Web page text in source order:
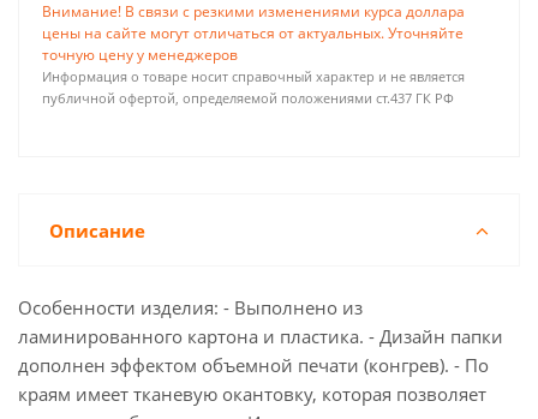
Внимание! В связи с резкими изменениями курса доллара
цены на сайте могут отличаться от актуальных. Уточняйте
точную цену у менеджеров
Информация о товаре носит справочный характер и не является
публичной офертой, определяемой положениями ст.437 ГК РФ
Описание
Особенности изделия: - Выполнено из
ламинированного картона и пластика. - Дизайн папки
дополнен эффектом объемной печати (конгрев). - По
краям имеет тканевую окантовку, которая позволяет